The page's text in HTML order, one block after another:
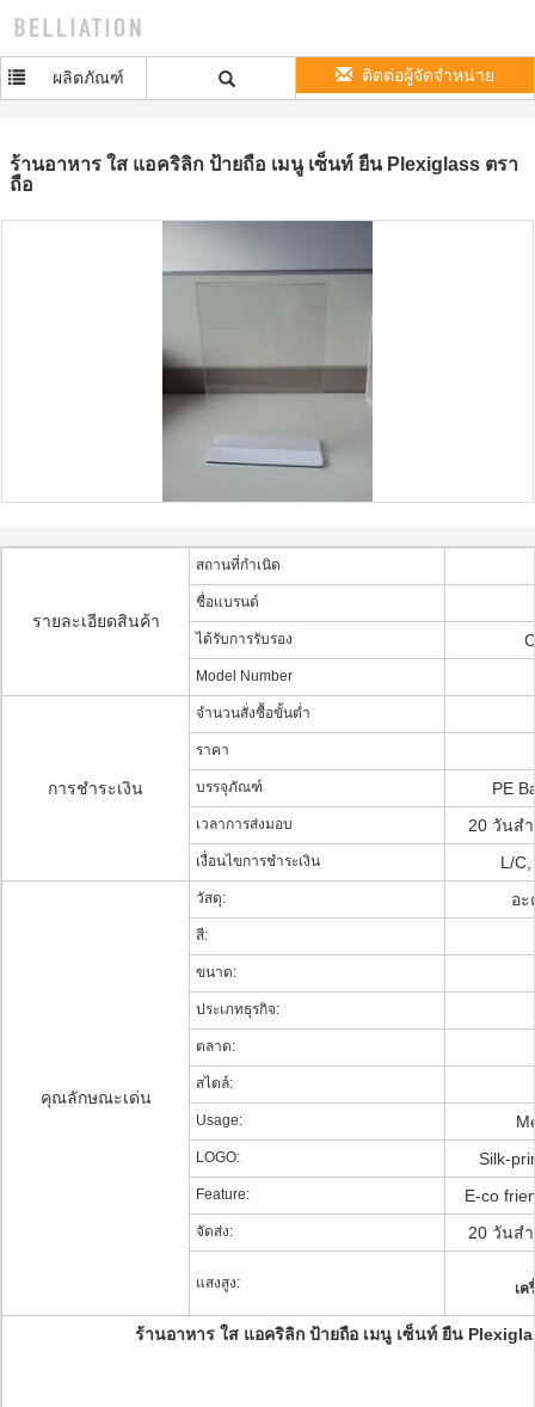
ผลิตภัณฑ์ ติดต่อผู้จัดจำหน่าย
ร้านอาหาร ใส แอคริลิก ป้ายถือ เมนู เซ็นท์ ยืน Plexiglass ตรา
ถือ
รายละเอียดสินค้า
สถานที่กำเนิด
ชื่อแบรนด์
ได้รับการรับรอง
Model Number
การชำระเงิน
จำนวนสั่งซื้อขั้นต่ำ
ราคา
บรรจุภัณฑ์ PE
เวลาการส่งมอบ 20 วันส
เงื่อนไขการชำระเงิน L/
คุณลักษณะเด่น
วัสดุ: อ
สี:
ขนาด:
ประเภทธุรกิจ:
ตลาด:
สไตล์:
Usage:
LOGO: Silk-
Feature: E-co
จัดส่ง: 20 วันส
แสงสูง: เค
ร้านอาหาร ใส แอคริลิก ป้ายถือ เมนู เซ็นท์ ยืน